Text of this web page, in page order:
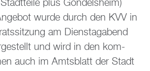
plus Gon­dels­heim)
wurde durch den KVV in
am Diens­tag­abend
und wird in den kom­
auch im Amts­blatt der Stadt